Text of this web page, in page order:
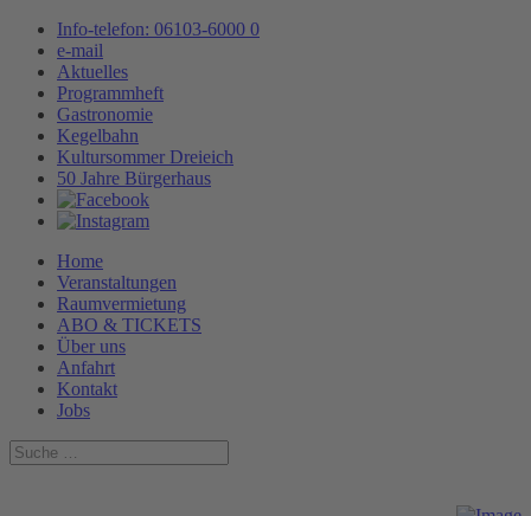
Info-telefon: 06103-6000 0
e-mail
Aktuelles
Programmheft
Gastronomie
Kegelbahn
Kultursommer Dreieich
50 Jahre Bürgerhaus
Home
Veranstaltungen
Raumvermietung
ABO & TICKETS
Über uns
Anfahrt
Kontakt
Jobs